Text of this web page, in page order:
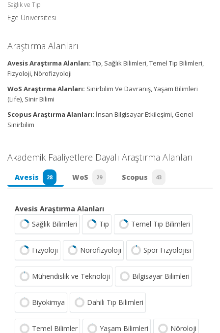
Sağlık ve Tıp
Ege Üniversitesi
Araştırma Alanları
Avesis Araştırma Alanları: Tıp, Sağlık Bilimleri, Temel Tıp Bilimleri,
Fizyoloji, Nörofizyoloji
WoS Araştırma Alanları: Sinirbilim Ve Davranış, Yaşam Bilimleri
(Life), Sinir Bilimi
Scopus Araştırma Alanları: İnsan Bilgisayar Etkileşimi, Genel
Sinirbilim
Akademik Faaliyetlere Dayalı Araştırma Alanları
Avesis 28 WoS 29 Scopus 43
Avesis Araştırma Alanları
Sağlık Bilimleri
Tıp Temel Tıp Bilimleri
Fizyoloji Nörofizyoloji Spor Fizyolojisi
Mühendislik ve Teknoloji Bilgisayar Bilimleri
Biyokimya Dahili Tıp Bilimleri
Temel Bilimler Yaşam Bilimleri Nöroloji